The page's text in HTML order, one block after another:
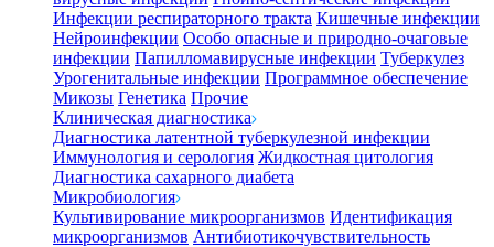
Инфекции респираторного тракта Кишечные инфекции
Нейроинфекции Особо опасные и природно-очаговые
инфекции Папилломавирусные инфекции Туберкулез
Урогенитальные инфекции Программное обеспечение
Микозы Генетика Прочие
Клиническая диагностика
Диагностика латентной туберкулезной инфекции
Иммунология и серология Жидкостная цитология
Диагностика сахарного диабета
Микробиология
Культивирование микроорганизмов Идентификация
микроорганизмов Антибиотикочувствительность